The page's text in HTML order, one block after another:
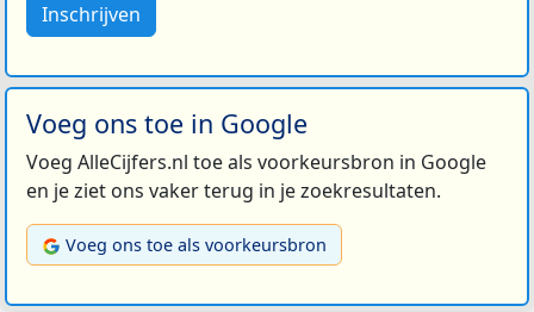
Inschrijven
Voeg ons toe in Google
Voeg AlleCijfers.nl toe als voorkeursbron in Google
en je ziet ons vaker terug in je zoekresultaten.
Voeg ons toe als voorkeursbron